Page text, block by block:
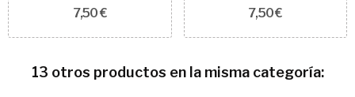
7,50 € 7,50 €
13 otros productos en la misma categoría: